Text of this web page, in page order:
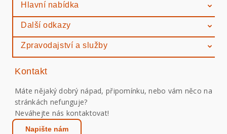
Hlavní nabídka
Další odkazy
Zpravodajství a služby
Kontakt
Máte nějaký dobrý nápad, připomínku, nebo vám něco na
stránkách nefunguje?
Neváhejte nás kontaktovat!
Napište nám